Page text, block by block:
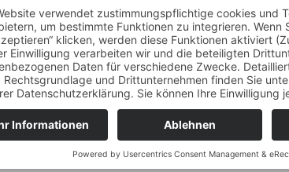
Tags:
DFG Halle